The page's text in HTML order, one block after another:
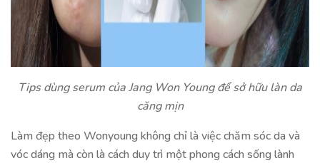
Tips dùng serum của Jang Won Young để sở hữu làn da
căng mịn
Làm đẹp theo Wonyoung không chỉ là việc chăm sóc da và
vóc dáng mà còn là cách duy trì một phong cách sống lành